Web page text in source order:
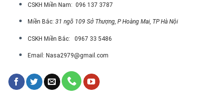
CSKH Miền Nam: 096 137 3787
Miền Bắc: 31 ngõ 109 Sở Thượng, P Hoàng Mai, TP Hà Nội
CSKH Miền Bắc: 0967 33 5486
Email: Nasa2979@gmail.com